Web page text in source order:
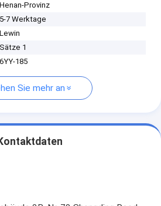
Henan-Provinz
5-7 Werktage
Lewin
Sätze 1
6YY-185
Sie mehr an